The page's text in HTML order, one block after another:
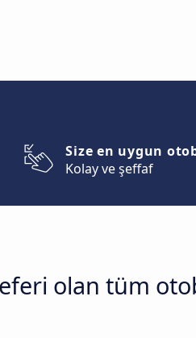
Size en uygun
Kolay ve şeffaf
olan tüm